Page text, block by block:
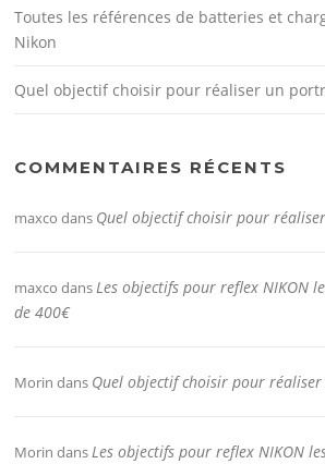
Toutes les références de batteries et
Nikon
Quel objectif choisir pour réaliser un
COMMENTAIRES RÉCENTS
maxco dans Quel objectif choisir pour
maxco dansLes objectifs pour reflex NIKON
de 400€
Morin dans Quel objectif choisir pour
Morin dansLes objectifs pour reflex NIKON